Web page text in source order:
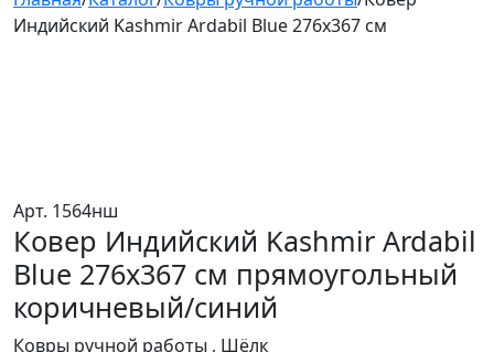
Индийский Kashmir Ardabil Blue 276x367 см
Арт. 1564нш
Ковер Индийский Kashmir Ardabil
Blue 276x367 см прямоугольный
коричневый/синий
Ковры ручной работы , Шёлк